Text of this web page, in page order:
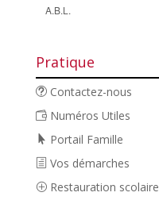
A.B.L.
Pratique
Contactez-nous
Numéros Utiles
Portail Famille
Vos démarches
Restauration scolaire